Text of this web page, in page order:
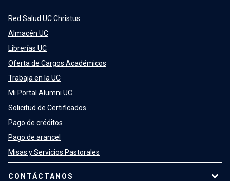
Red Salud UC Christus
Almacén UC
Librerías UC
Oferta de Cargos Académicos
Trabaja en la UC
Mi Portal Alumni UC
Solicitud de Certificados
Pago de créditos
Pago de arancel
Misas y Servicios Pastorales
CONTÁCTANOS